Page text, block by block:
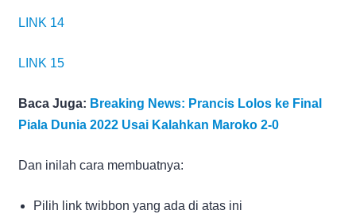
LINK 14
LINK 15
Baca Juga: Breaking News: Prancis Lolos ke Final
Piala Dunia 2022 Usai Kalahkan Maroko 2-0
Dan inilah cara membuatnya:
Pilih link twibbon yang ada di atas ini